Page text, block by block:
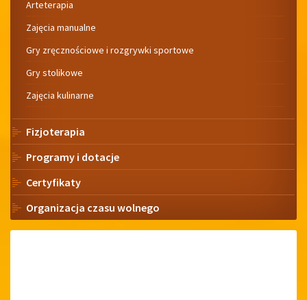
Arteterapia
Zajęcia manualne
Gry zręcznościowe i rozgrywki sportowe
Gry stolikowe
Zajęcia kulinarne
Fizjoterapia
Programy i dotacje
Certyfikaty
Organizacja czasu wolnego